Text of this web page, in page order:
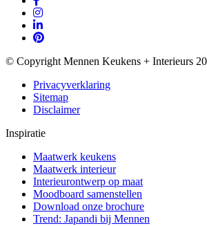
© Copyright Mennen Keukens + Interieurs
Privacyverklaring
Sitemap
Disclaimer
Inspiratie
Maatwerk keukens
Maatwerk interieur
Interieurontwerp op maat
Moodboard samenstellen
Download onze brochure
Trend: Japandi bij Mennen